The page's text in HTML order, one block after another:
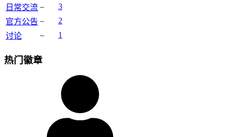
日常交流 –
3
官方公告 –
2
讨论
– 1
热门徽章